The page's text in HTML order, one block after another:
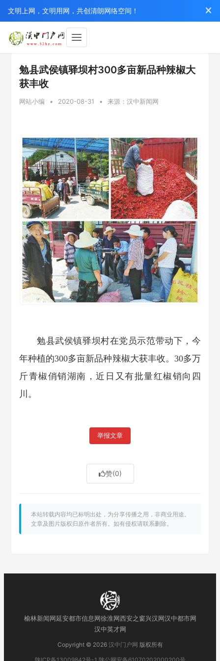
文明上网，文明用网，共创清朗网络空间！
勉县武侯镇驿坝村300多亩新品种辣椒大
获丰收
网站小编 • 2020-08-31 • 来源：汉中新闻网
勉县武侯镇驿坝村在党员示范带动下，今
年种植的300多亩新品种辣椒大获丰收。30多万
斤青椒俏销湖南，近日又有批量红椒销向四
川。
举报文章
赞(0)
本站转载内容均已标明出处，为分享传播之用，非商业用途。
文章及图片版权归原作者所有。如有侵权请联系删除。
榆林新闻网延安都市信息网徐淮网西安之窗兴汉网汉中都市网
汉中英才网
Copyright © 2026 汉中门户网 版权所有